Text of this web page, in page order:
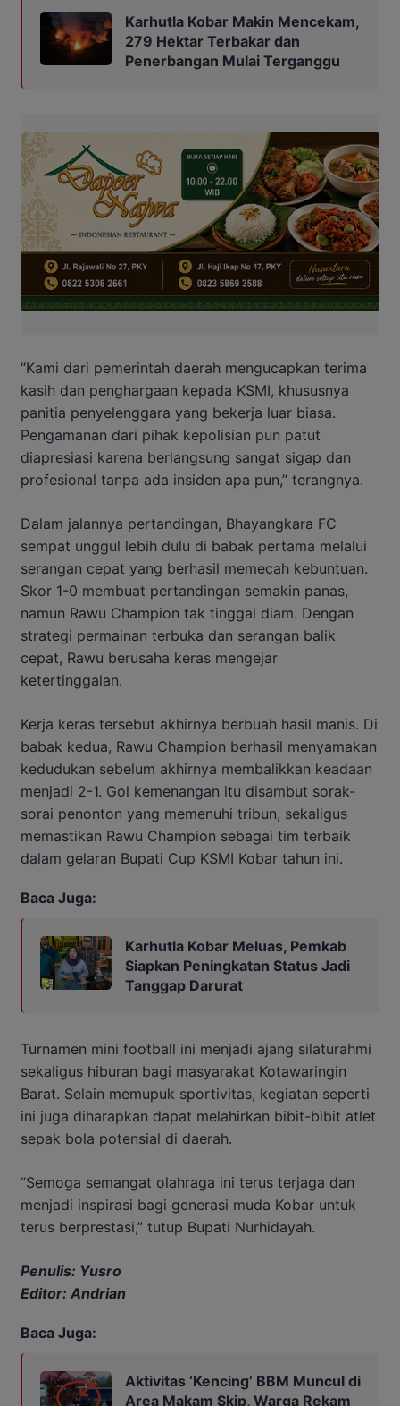
Karhutla Kobar Makin Mencekam,
279 Hektar Terbakar dan
Penerbangan Mulai Terganggu
“Kami dari pemerintah daerah mengucapkan terima
kasih dan penghargaan kepada KSMI, khususnya
panitia penyelenggara yang bekerja luar biasa.
Pengamanan dari pihak kepolisian pun patut
diapresiasi karena berlangsung sangat sigap dan
profesional tanpa ada insiden apa pun,” terangnya.
Dalam jalannya pertandingan, Bhayangkara FC
sempat unggul lebih dulu di babak pertama melalui
serangan cepat yang berhasil memecah kebuntuan.
Skor 1-0 membuat pertandingan semakin panas,
namun Rawu Champion tak tinggal diam. Dengan
strategi permainan terbuka dan serangan balik
cepat, Rawu berusaha keras mengejar
ketertinggalan.
Kerja keras tersebut akhirnya berbuah hasil manis. Di
babak kedua, Rawu Champion berhasil menyamakan
kedudukan sebelum akhirnya membalikkan keadaan
menjadi 2-1. Gol kemenangan itu disambut sorak-
sorai penonton yang memenuhi tribun, sekaligus
memastikan Rawu Champion sebagai tim terbaik
dalam gelaran Bupati Cup KSMI Kobar tahun ini.
Baca Juga:
Karhutla Kobar Meluas, Pemkab
Siapkan Peningkatan Status Jadi
Tanggap Darurat
Turnamen mini football ini menjadi ajang silaturahmi
sekaligus hiburan bagi masyarakat Kotawaringin
Barat. Selain memupuk sportivitas, kegiatan seperti
ini juga diharapkan dapat melahirkan bibit-bibit atlet
sepak bola potensial di daerah.
“Semoga semangat olahraga ini terus terjaga dan
menjadi inspirasi bagi generasi muda Kobar untuk
terus berprestasi,” tutup Bupati Nurhidayah.
Penulis: Yusro
Editor: Andrian
Baca Juga:
Aktivitas ‘Kencing’ BBM Muncul di
Area Makam Skip, Warga Rekam